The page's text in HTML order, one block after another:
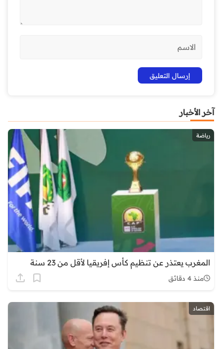
آخر الأخبار
رياضة
المغرب يعتذر عن تنظيم كأس إفريقيا لأقل من 23 سنة
منذ 4 دقائق
اقتصاد